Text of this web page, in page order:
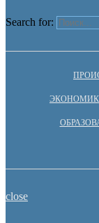
Search for:
close